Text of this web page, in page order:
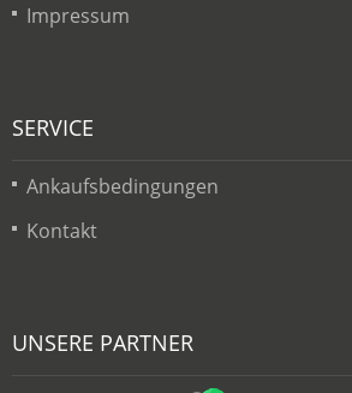
Impressum
SERVICE
Ankaufsbedingungen
Kontakt
UNSERE PARTNER